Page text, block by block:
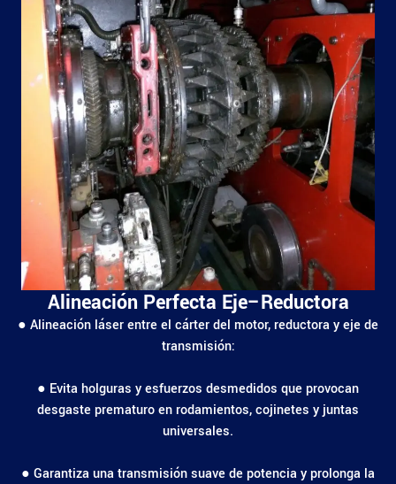
Alineación Perfecta Eje–Reductora
● Alineación láser entre el cárter del motor, reductora y eje de
transmisión:
● Evita holguras y esfuerzos desmedidos que provocan
desgaste prematuro en rodamientos, cojinetes y juntas
universales.
● Garantiza una transmisión suave de potencia y prolonga la